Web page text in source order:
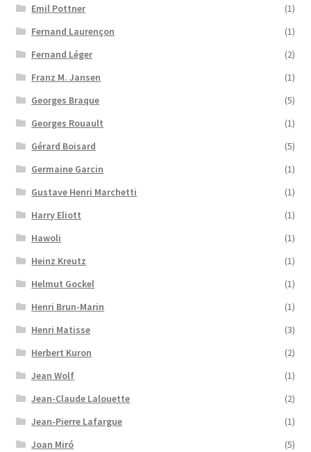
Emil Pottner
(1)
Fernand Laurençon
(1)
Fernand Léger
(2)
Franz M. Jansen
(1)
Georges Braque
(5)
Georges Rouault
(1)
Gérard Boisard
(5)
Germaine Garcin
(1)
Gustave Henri Marchetti
(1)
Harry Eliott
(1)
Hawoli
(1)
Heinz Kreutz
(1)
Helmut Gockel
(1)
Henri Brun-Marin
(1)
Henri Matisse
(3)
Herbert Kuron
(2)
Jean Wolf
(1)
Jean-Claude Lalouette
(2)
Jean-Pierre Lafargue
(1)
Joan Miró
(5)